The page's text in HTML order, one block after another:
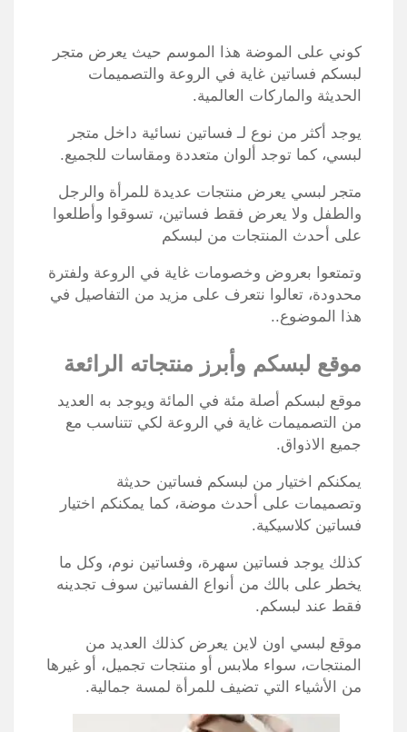
كوني على الموضة هذا الموسم حيث يعرض متجر
لبسكم فساتين غاية في الروعة والتصميمات
الحديثة والماركات العالمية.
يوجد أكثر من نوع لـ فساتين نسائية داخل متجر
لبسي، كما توجد ألوان متعددة ومقاسات للجميع.
متجر لبسي يعرض منتجات عديدة للمرأة والرجل
والطفل ولا يعرض فقط فساتين، تسوقوا وأطلعوا
على أحدث المنتجات من لبسكم
وتمتعوا بعروض وخصومات غاية في الروعة ولفترة
محدودة، تعالوا نتعرف على مزيد من التفاصيل في
هذا الموضوع..
موقع لبسكم وأبرز منتجاته الرائعة
موقع لبسكم أصلة مئة في المائة ويوجد به العديد
من التصميمات غاية في الروعة لكي تتناسب مع
جميع الاذواق.
يمكنكم اختيار من لبسكم فساتين حديثة
وتصميمات على أحدث موضة، كما يمكنكم اختيار
فساتين كلاسيكية.
كذلك يوجد فساتين سهرة، وفساتين نوم، وكل ما
يخطر على بالك من أنواع الفساتين سوف تجدينه
فقط عند لبسكم.
موقع لبسي اون لاين يعرض كذلك العديد من
المنتجات، سواء ملابس أو منتجات تجميل، أو غيرها
من الأشياء التي تضيف للمرأة لمسة جمالية.